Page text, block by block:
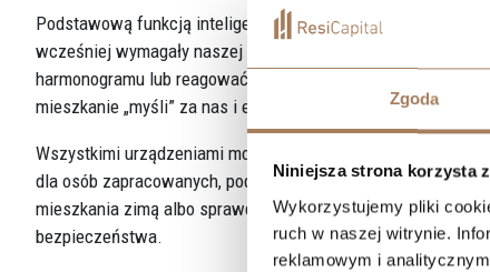
Zgoda
Niniejsza strona korzysta
Wykorzystujemy pliki
ruch w naszej witrynie.
reklamowym i
Podstawową funkcją inteligentnego domu jest
wcześniej wymagały naszej uwagi. Oświetlenie, ogrzewanie,
harmonogramu lub reagować na konkretne scenariusze –
mieszkanie „myśli” za nas i eliminuje powtarzalne czynności.
Wszystkimi urządzeniami można zarządzać zdalnie – z
dla osób zapracowanych, podróżujących lub po prostu
mieszkania zimą albo sprawdzić, czy światła zostały
bezpieczeństwa.